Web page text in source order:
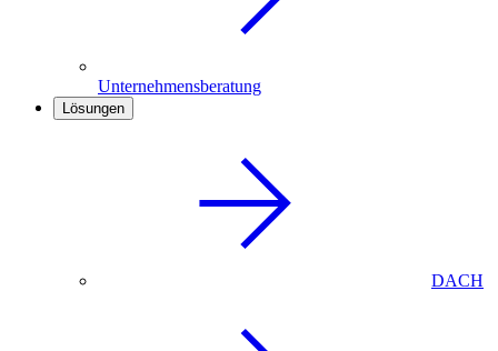
Unternehmensberatung
Lösungen
DACH